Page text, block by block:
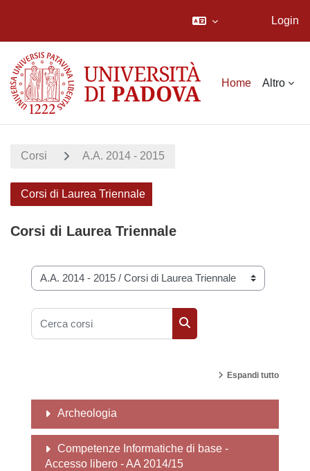
Login
Home Altro
Corsi A.A. 2014 - 2015
Corsi di Laurea Triennale
Corsi di Laurea Triennale
Categorie di corso
Cerca corsi
Cerca corsi
Espandi tutto
Archeologia
Competenze Informatiche di base -
Accesso libero - AA 2014/15